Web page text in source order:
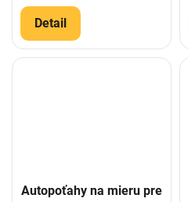
Detail
Autopoťahy na mieru pre